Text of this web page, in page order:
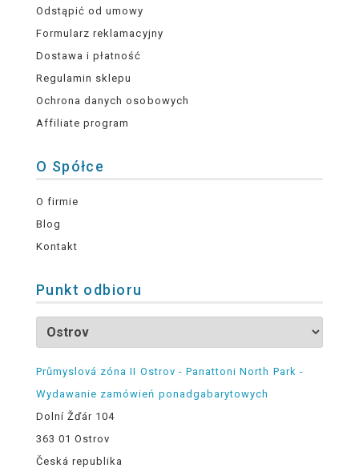
Odstąpić od umowy
Formularz reklamacyjny
Dostawa i płatność
Regulamin sklepu
Ochrona danych osobowych
Affiliate program
O Spółce
O firmie
Blog
Kontakt
Punkt odbioru
Průmyslová zóna II Ostrov - Panattoni North Park -
Wydawanie zamówień ponadgabarytowych
Dolní Žďár 104
363 01 Ostrov
Česká republika